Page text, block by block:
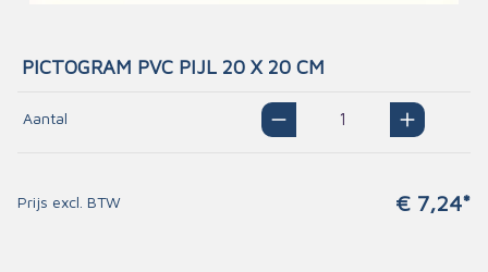
PICTOGRAM PVC PIJL 20 X 20 CM
Aantal
Prijs excl. BTW € 7,24*